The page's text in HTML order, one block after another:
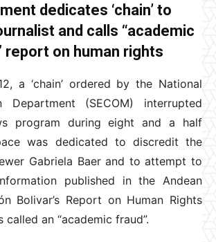
dedicates ‘chain’ to
and calls “academic
report on human rights
a ‘chain’ ordered by the National
Department (SECOM) interrupted
program during eight and a half
was dedicated to discredit the
Gabriela Baer and to attempt to
published in the Andean
Bolivar’s Report on Human Rights
called an “academic fraud”.